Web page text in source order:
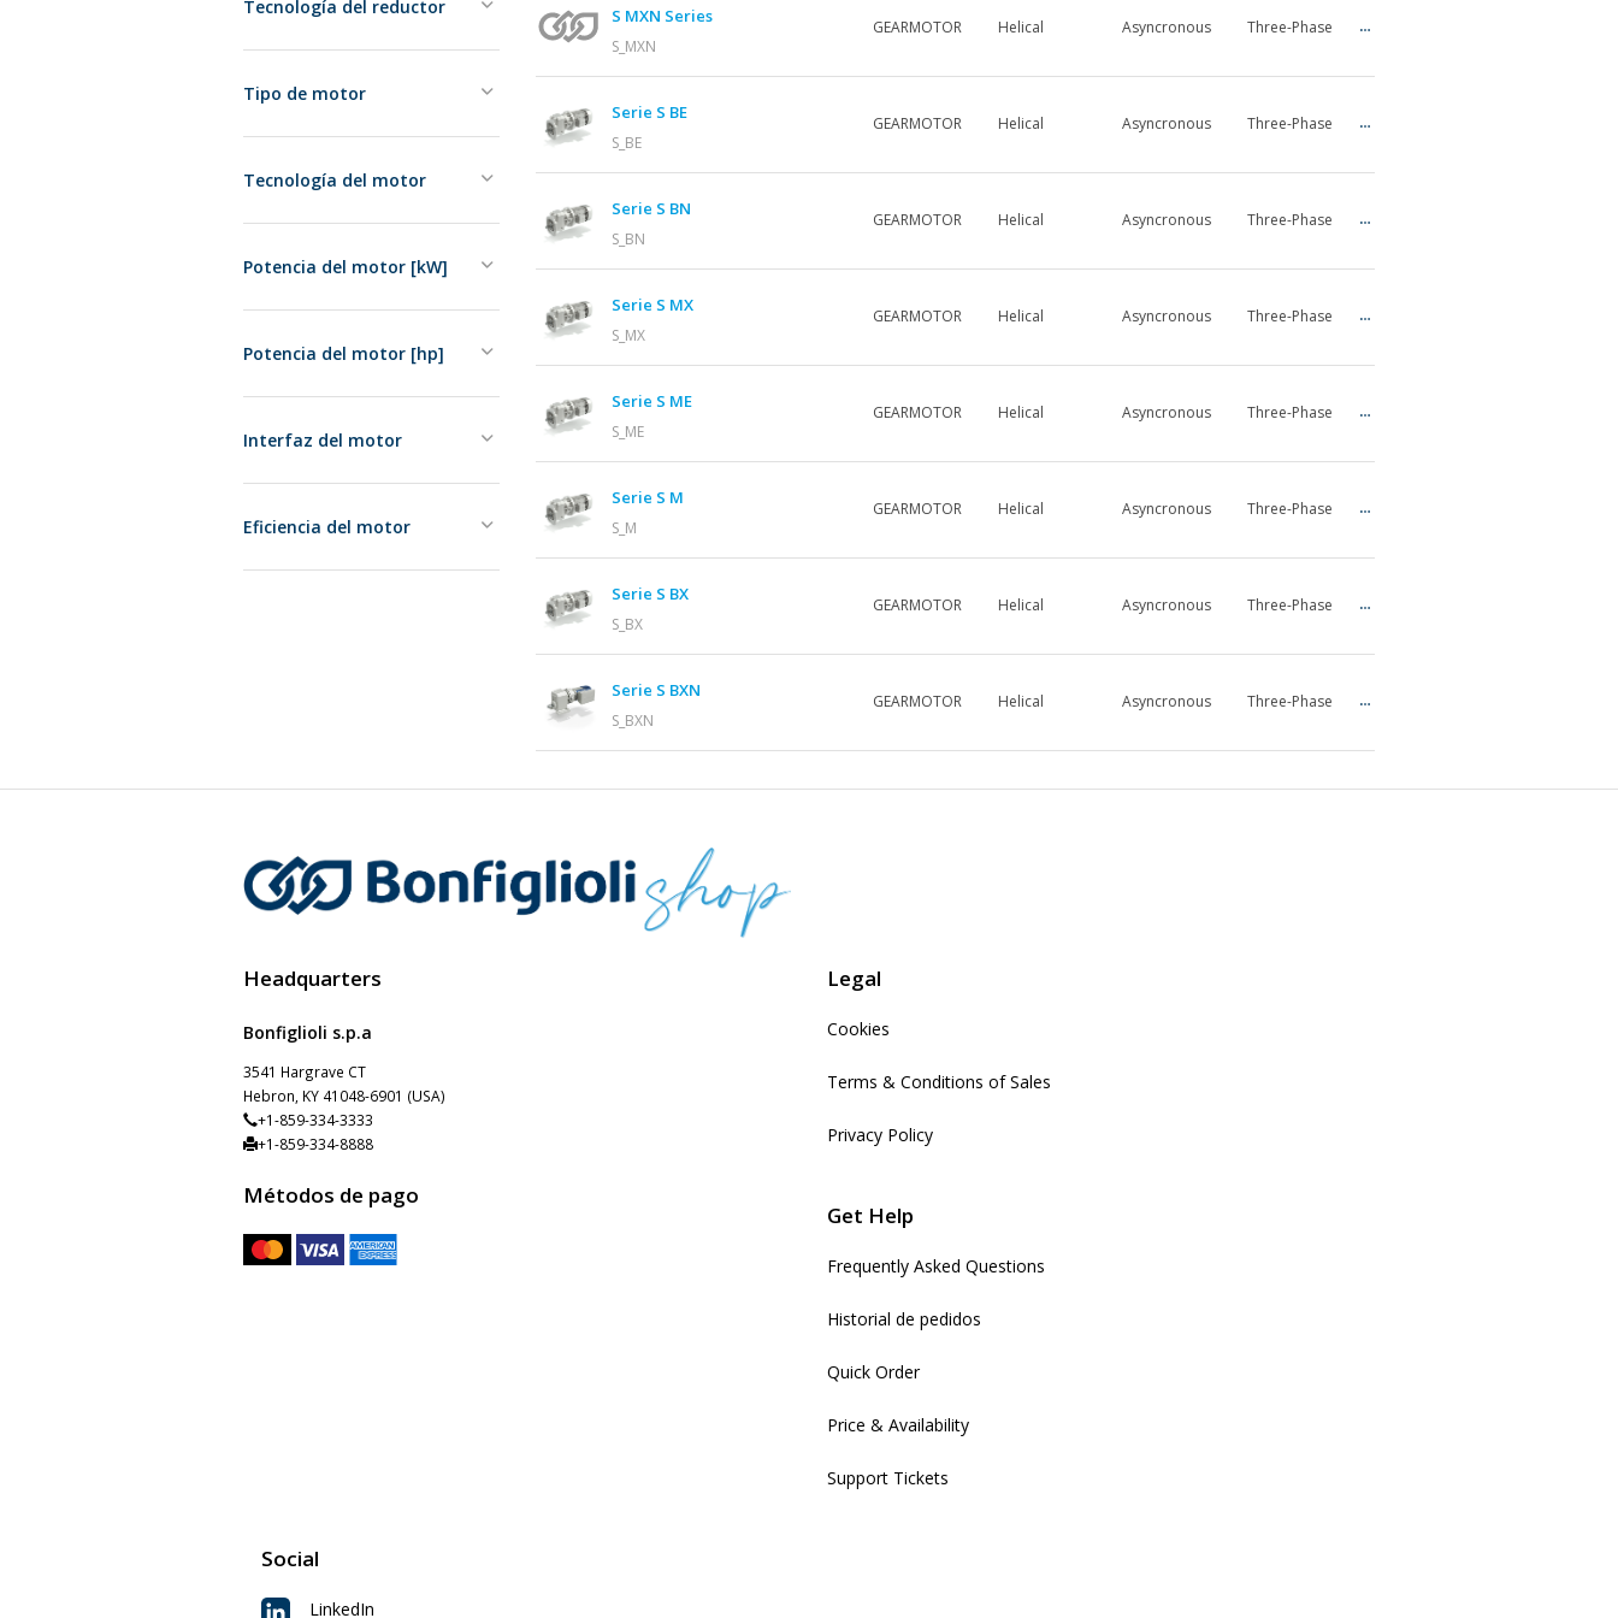
Tecnología del reductor
Tipo de motor
Tecnología del motor
Potencia del motor [kW]
Potencia del motor [hp]
Interfaz del motor
Eficiencia del motor
S MXN Series
S_MXN
GEARMOTOR Helical Asyncronous Three-Phase
Serie S BE
S_BE
GEARMOTOR Helical Asyncronous Three-Phase
Serie S BN
S_BN
GEARMOTOR Helical Asyncronous Three-Phase
Serie S MX
S_MX
GEARMOTOR Helical Asyncronous Three-Phase
Serie S ME
S_ME
GEARMOTOR Helical Asyncronous Three-Phase
Serie S M
S_M
GEARMOTOR Helical Asyncronous Three-Phase
Serie S BX
S_BX
GEARMOTOR Helical Asyncronous Three-Phase
Serie S BXN
S_BXN
GEARMOTOR Helical Asyncronous Three-Phase
Headquarters
Bonfiglioli s.p.a
3541 Hargrave CT
Hebron, KY 41048-6901 (USA)
+1-859-334-3333
+1-859-334-8888
Métodos de pago
Legal
Cookies
Terms & Conditions of Sales
Privacy Policy
Get Help
Frequently Asked Questions
Historial de pedidos
Quick Order
Price & Availability
Support Tickets
Social
LinkedIn